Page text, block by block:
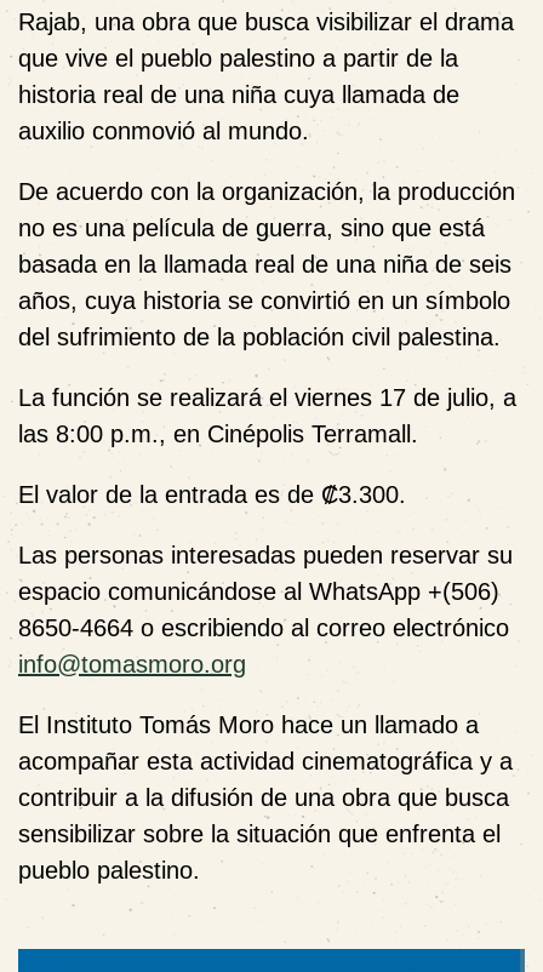
Rajab, una obra que busca visibilizar el drama
que vive el pueblo palestino a partir de la
historia real de una niña cuya llamada de
auxilio conmovió al mundo.
De acuerdo con la organización, la producción
no es una película de guerra, sino que está
basada en la llamada real de una niña de seis
años, cuya historia se convirtió en un símbolo
del sufrimiento de la población civil palestina.
La función se realizará el viernes 17 de julio, a
las 8:00 p.m., en Cinépolis Terramall.
El valor de la entrada es de ₡3.300.
Las personas interesadas pueden reservar su
espacio comunicándose al WhatsApp +(506)
8650-4664 o escribiendo al correo electrónico
info@tomasmoro.org
El Instituto Tomás Moro hace un llamado a
acompañar esta actividad cinematográfica y a
contribuir a la difusión de una obra que busca
sensibilizar sobre la situación que enfrenta el
pueblo palestino.